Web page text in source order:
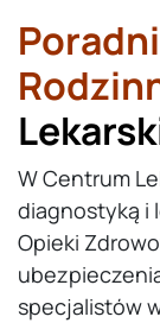
W Centrum
diagnostyką i
Opieki
specjalistów